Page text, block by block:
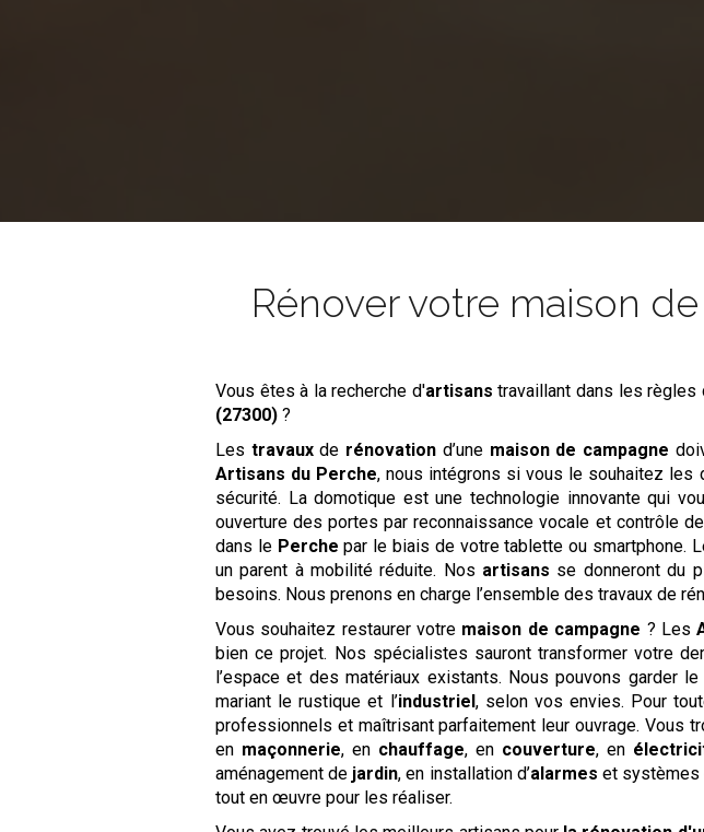
Rénover votre maison
Vous êtes à la recherche d'artisanstravaillant dans les règles
(27300) ?
Les travauxde rénovation d’une maison de campagne
Artisans du Perche, nous intégrons si vous le souhaitez les
sécurité. La domotique est une technologie innovante qui
ouverture des portes par reconnaissance vocale et contrôle
dans le Perche par le biais de votre tablette ou smartphone.
un parent à mobilité réduite. Nos artisans se donneront du
besoins. Nous prenons en charge l’ensemble des travaux de
Vous souhaitez restaurer votre maison de campagne ? Les
bien ce projet. Nos spécialistes sauront transformer votre
l’espace et des matériaux existants. Nous pouvons garder
mariant le rustique et l’industriel, selon vos envies. Pour
professionnels et maîtrisant parfaitement leur ouvrage. Vous
en maçonnerie, en chauffage, en couverture, en
aménagement de jardin, en installation d’alarmes et
tout en œuvre pour les réaliser.